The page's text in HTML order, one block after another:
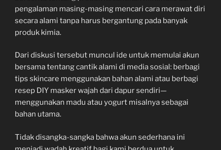
pengalaman masing-masing mencari cara merawat diri
secara alami tanpa harus bergantung pada banyak
produk kimia.
Dari diskusi tersebut muncul ide untuk memulai akun
bersama tentang cantik alami di media sosial: berbagi
tips skincare menggunakan bahan alami atau berbagi
resep DIY masker wajah dari dapur sendiri—
menggunakan madu atau yogurt misalnya sebagai
bahan utama.
Tidak disangka-sangka bahwa akun sederhana ini